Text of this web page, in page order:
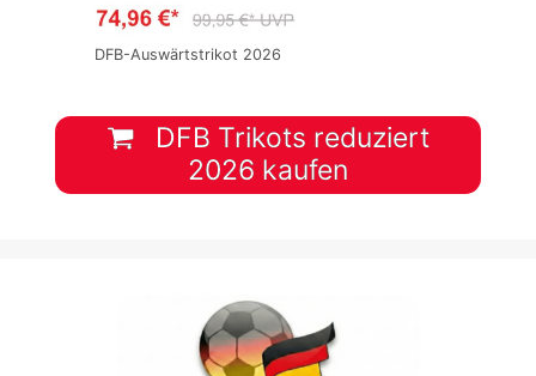
DFB-Auswärtstrikot 2026
DFB Trikots reduziert
2026 kaufen